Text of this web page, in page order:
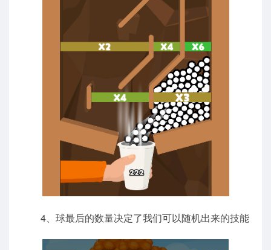
4、球最后的数量决定了我们可以随机出来的技能